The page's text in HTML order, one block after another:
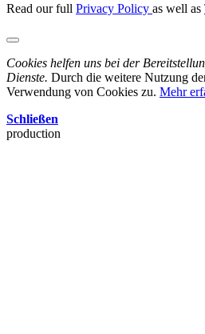
Read our full Privacy Policy as well as
Cookies helfen uns bei der
Dienste. Durch die weitere Nutzung
Verwendung von Cookies zu. Mehr
Schließen
production